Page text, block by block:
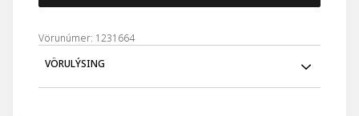
Vörunúmer: 1231664
VÖRULÝSING